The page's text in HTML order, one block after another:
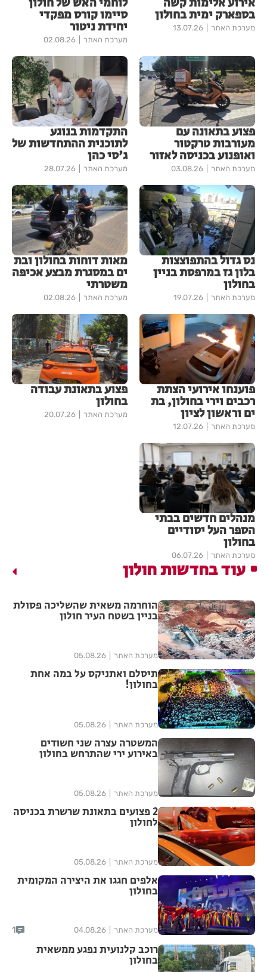
בספארק ימית בחולון
מערכת האתר 13.07.26
סיימו קורס מפקדי
יחידת ניטור
מערכת האתר 02.08.26
פצוע בתאונה עם
מעורבות טרקטור
ואופנוע בכניסה לאזור
מערכת האתר 03.08.26
התקדמות בנוגע
לתוכנית ההתחדשות של
ג'סי כהן
מערכת האתר 28.07.26
נס גדול בהתפוצצות
בלון גז במרפסת בניין
בחולון
מערכת האתר 19.07.26
מאות דוחות בחולון ובת
ים במסגרת מבצע אכיפה
משטרתי
מערכת האתר 02.08.26
פוענחו אירועי הצתת
רכבים וירי בחולון, בת
ים וראשון לציון
מערכת האתר 12.07.26
פצוע בתאונת עבודה
בחולון
מערכת האתר 20.07.26
מנהלים חדשים בבתי
הספר העל יסודיים
בחולון
מערכת האתר 06.07.26
עוד בחדשות חולון
הוחרמה משאית שהשליכה פסולת
בניין בשטח העיר חולון
מערכת האתר 05.08.26
תיסלם ואתניקס על במה אחת
בחולון!
מערכת האתר 05.08.26
המשטרה עצרה שני חשודים
באירוע ירי שהתרחש בחולון
מערכת האתר 05.08.26
2 פצועים בתאונת שרשרת בכניסה
לחולון
מערכת האתר 05.08.26
אלפים חגגו את היצירה המקומית
בחולון
מערכת האתר 04.08.26
1
רוכב קלנועית נפגע ממשאית
בחולון